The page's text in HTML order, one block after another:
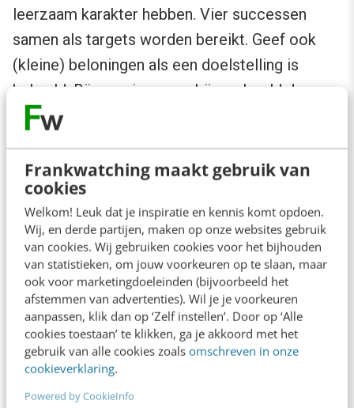
Frankwatching maakt gebruik van
cookies
Welkom! Leuk dat je inspiratie en kennis komt opdoen.
Wij, en derde partijen, maken op onze websites gebruik
van cookies. Wij gebruiken cookies voor het bijhouden
van statistieken, om jouw voorkeuren op te slaan, maar
ook voor marketingdoeleinden (bijvoorbeeld het
afstemmen van advertenties). Wil je je voorkeuren
aanpassen, klik dan op ‘Zelf instellen’. Door op ‘Alle
cookies toestaan’ te klikken, ga je akkoord met het
gebruik van alle cookies zoals omschreven in onze
cookieverklaring.
Powered by CookieInfo
leerzaam karakter hebben. Vier successen
samen als targets worden bereikt. Geef ook
(kleine) beloningen als een doelstelling is
behaald. Bij ons vieren we bijvoorbeeld de
199ste afspraak van een collega met een shirt
zo standaard is. Een klein beetje gekkigheid is
altijd leuk en zorgt voor een verrassend
element. Door waardering uit te spreken – of in
dit geval een fysiek cadeau te geven – voelt
een trainee zich ook gezien.
Wat deze aanpak bijdraagt aan de
bedrijfsresultaten
“Maar wat draagt deze aanpak dan bij aan de